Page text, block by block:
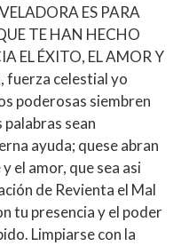
ES PARA
TE HAN HECHO
EL ÉXITO, EL AMOR Y
fuerza celestial yo
poderosas siembren
sean
ayuda; quese abran
el amor, que sea asi
de Revienta el Mal
tu presencia y el poder
Limpiarse con la